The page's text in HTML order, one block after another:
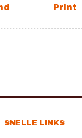
SNELLE LINKS